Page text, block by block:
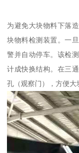
为避免大块物料下落
块物料检测装置。一
警并自动停车。该检
计成快换结构。在三
孔（观察门），方便大